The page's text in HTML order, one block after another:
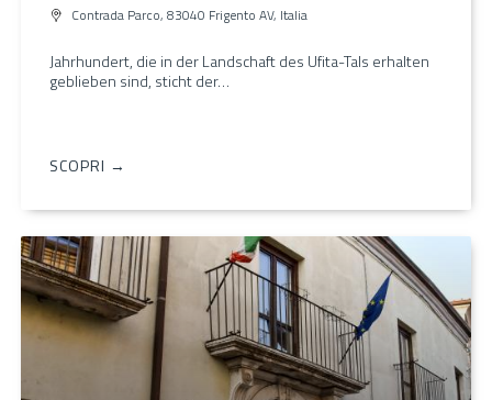
Contrada Parco, 83040 Frigento AV, Italia
Jahrhundert, die in der Landschaft des Ufita-Tals erhalten
geblieben sind, sticht der…
SCOPRI →